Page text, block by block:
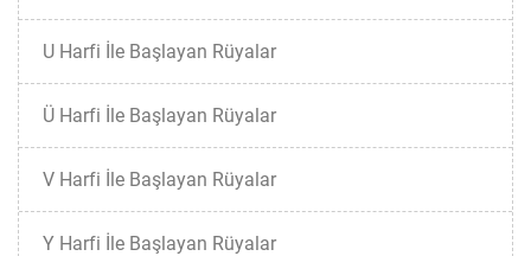
U Harfi İle Başlayan Rüyalar
Ü Harfi İle Başlayan Rüyalar
V Harfi İle Başlayan Rüyalar
Y Harfi İle Başlayan Rüyalar